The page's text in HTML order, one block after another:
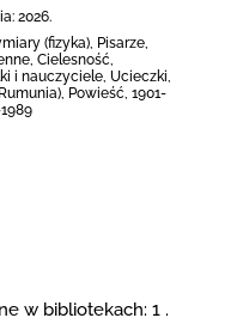
2026.
(fizyka), Pisarze,
Cielesność,
i nauczyciele, Ucieczki,
Powieść, 1901-
w bibliotekach: 1 .